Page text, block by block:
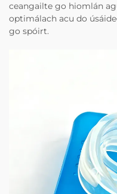
ceangailte go hiomlán
optimálach acu do
go spóirt.